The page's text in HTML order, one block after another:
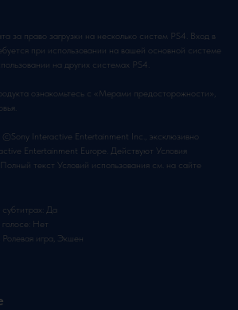
за право загрузки на несколько систем PS4. Вход в
при использовании на вашей основной системе
на других системах PS4.
ознакомьтесь с «Мерами предосторожности»,
Interactive Entertainment Inc., эксклюзивно
Entertainment Europe. Действуют Условия
текст Условий использования см. на сайте
Да
Нет
игра, Экшен